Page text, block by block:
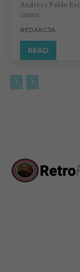
Andres i Pablo
śmierć.
REDAKCJA
READ